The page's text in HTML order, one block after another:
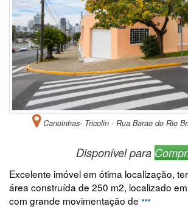
Canoinhas- Tricolin - Rua Barao do Rio
Disponível para
Excelente imóvel em ótima localização,
área construída de 250 m2, localizado
com grande movimentação de